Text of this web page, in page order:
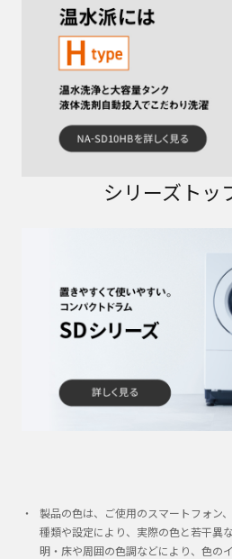
シリーズトッ
製品の色は、ご使用のスマートフォン
種類や設定により、実際の色と若干異
明・床や周囲の色調などにより、色の